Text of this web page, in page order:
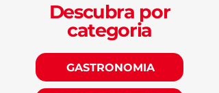
Descubra por
categoria
GASTRONOMIA